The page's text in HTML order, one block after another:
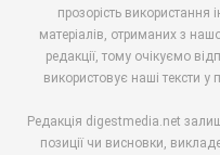
прозорість використання
матеріалів, отриманих з
редакції, тому очікуємо
використовує наші тексти у
Редакція digestmedia.net
позиції чи висновки,